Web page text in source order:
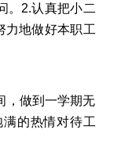
。2.认真把小二
力地做好本职工
做到一学期无
的热情对待工